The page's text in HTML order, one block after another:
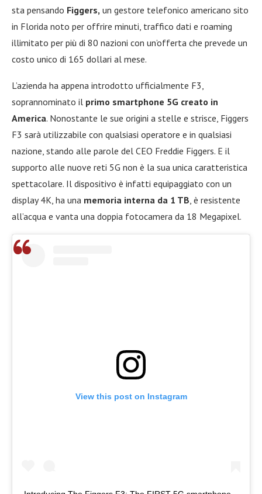
sta pensando Figgers, un gestore telefonico americano sito
in Florida noto per offrire minuti, traffico dati e roaming
illimitato per più di 80 nazioni con un’offerta che prevede un
costo unico di 165 dollari al mese.
L’azienda ha appena introdotto ufficialmente F3,
soprannominato il primo smartphone 5G creato in
America. Nonostante le sue origini a stelle e strisce, Figgers
F3 sarà utilizzabile con qualsiasi operatore e in qualsiasi
nazione, stando alle parole del CEO Freddie Figgers. E il
supporto alle nuove reti 5G non è la sua unica caratteristica
spettacolare. Il dispositivo è infatti equipaggiato con un
display 4K, ha una memoria interna da 1 TB , è resistente
all’acqua e vanta una doppia fotocamera da 18 Megapixel.
View this post on Instagram